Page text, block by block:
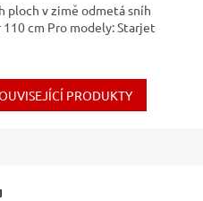
ploch v zimě odmetá sníh
cm Pro modely: Starjet
PRODUKTY